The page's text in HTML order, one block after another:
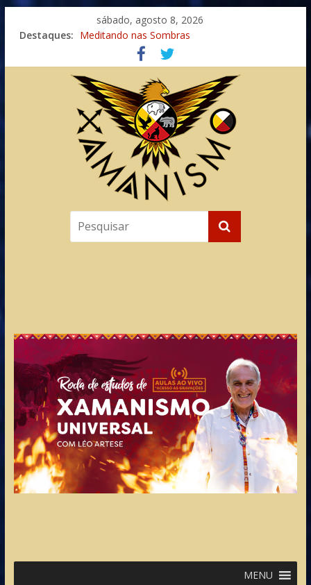
sábado, agosto 8, 2026
Destaques: Meditando nas Sombras
Autosuficiência: A Jornada do Espírito Ancestral
Xamanismo Universal
Totens – Caminho Espiritual – Crescimento
Imaginação na Cura
MENU